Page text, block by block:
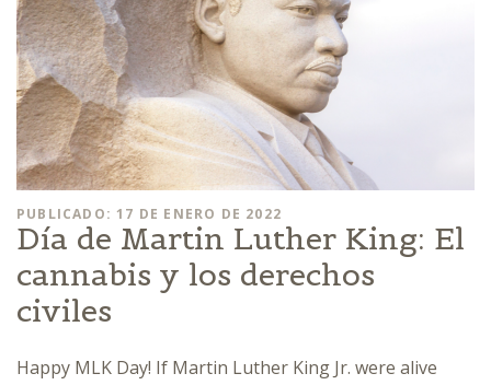
PUBLICADO: 17 DE ENERO DE 2022
Día de Martin Luther King: El
cannabis y los derechos
civiles
Happy MLK Day! If Martin Luther King Jr. were alive